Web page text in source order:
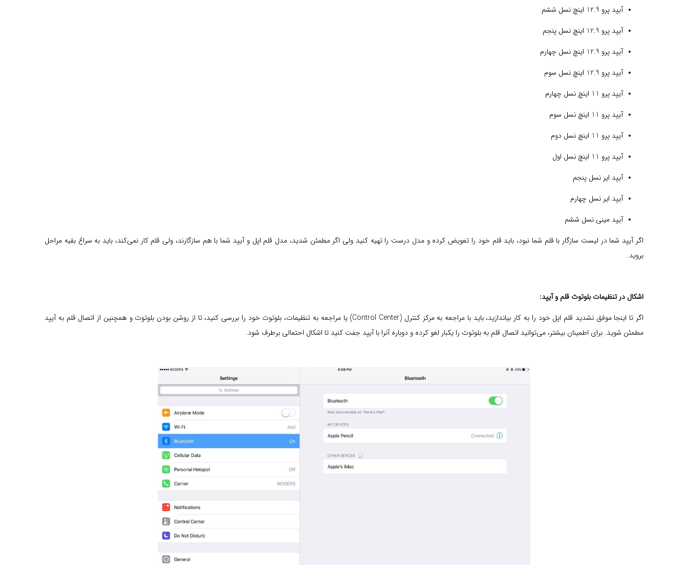
آیپد پرو 12.9 اینچ نسل ششم
آیپد پرو 12.9 اینچ نسل پنجم
آیپد پرو 12.9 اینچ نسل چهارم
آیپد پرو 12.9 اینچ نسل سوم
آیپد پرو 11 اینچ نسل چهارم
آیپد پرو 11 اینچ نسل سوم
آیپد پرو 11 اینچ نسل دوم
آیپد پرو 11 اینچ نسل اول
آیپد ایر نسل پنجم
آیپد ایر نسل چهارم
آیپد مینی نسل ششم
اگر آیپد شما در لیست سازگار با قلم شما نبود، باید قلم خود را تعویض کرده و مدل درست را تهیه کنید ولی اگر مطمئن شدید، مدل قلم اپل و آیپد شما با هم سازگارند، ولی قلم کار نمی‌کند، باید به سراغ بقیه مراحل
بروید.
اشکال در تنظیمات بلوتوث قلم و آیپد:
اگر تا اینجا موفق نشدید قلم اپل خود را به کار بیاندازید، باید با مراجعه به مرکز کنترل (Control Center) یا مراجعه به تنظیمات، بلوتوث خود را بررسی کنید، تا از روشن بودن بلوتوث و همچنین از اتصال قلم به آیپد
مطمئن شوید. برای اطمینان بیشتر، می‌توانید اتصال قلم به بلوتوث را یکبار لغو کرده و دوباره آنرا با آیپد جفت کنید تا اشکال احتمالی برطرف شود.